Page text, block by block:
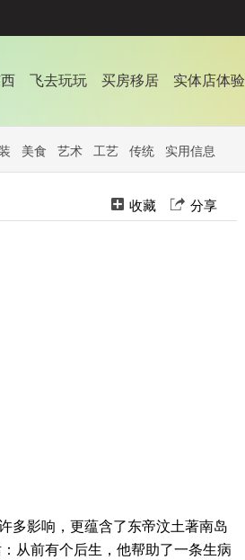
飞去玩玩 买房移居 实体店体验
美食 艺术 工艺 传统 实用信息
收藏 分享
影响，更蕴含了东帝汶土著南岛
从前有个后生，他帮助了一条生病